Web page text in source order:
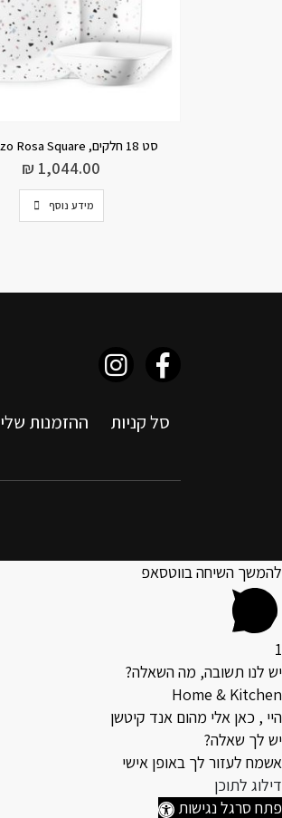
צלחת עוגה 17 ס”מ, Prarie Garden Grey
₪43.00
מידע נוסף
סל קניות ההזמנות שלי
להמשך השיחה בווטסאפ
1
יש לנו תשובה, מה השאלה?
Home & Kitchen
היי , כאן אלי מהום אנד קיטשן
יש לך שאלה?
אשמח לעזור לך באופן אישי
דילוג לתוכן
פתח סרגל נגישות